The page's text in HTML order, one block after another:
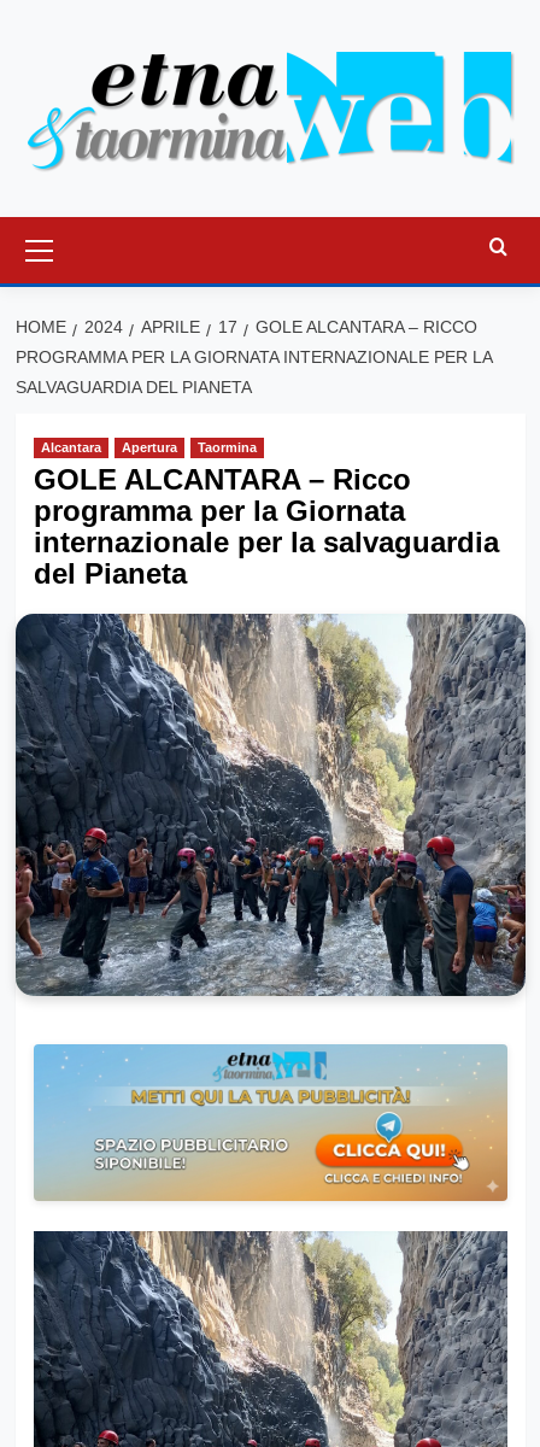
principale
HOME 2024 APRILE 17
GOLE ALCANTARA – RICCO
PROGRAMMA PER LA GIORNATA INTERNAZIONALE PER LA
SALVAGUARDIA DEL PIANETA
Alcantara Apertura Taormina
GOLE ALCANTARA – Ricco
programma per la Giornata
internazionale per la salvaguardia
del Pianeta